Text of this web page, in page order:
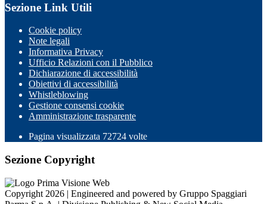
Sezione Link Utili
Cookie policy
Note legali
Informativa Privacy
Ufficio Relazioni con il Pubblico
Dichiarazione di accessibilità
Obiettivi di accessibilità
Whistleblowing
Gestione consensi cookie
Amministrazione trasparente
Pagina visualizzata 72724 volte
Sezione Copyright
Copyright 2026 | Engineered and powered by Gruppo Spaggiari